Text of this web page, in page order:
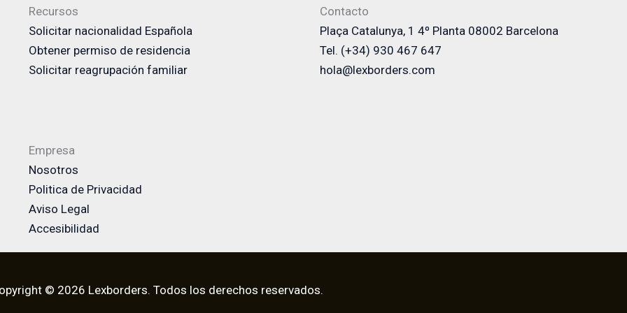
Recursos
Solicitar nacionalidad Española
Obtener permiso de residencia
Solicitar reagrupación familiar
Empresa
Nosotros
Politica de Privacidad
Aviso Legal
Accesibilidad
Contacto
Plaça Catalunya, 1 4º Planta 08002 Barcelona
Tel. (+34) 930 467 647
hola@lexborders.com
© 2026 Lexborders. Todos los derechos reservados.